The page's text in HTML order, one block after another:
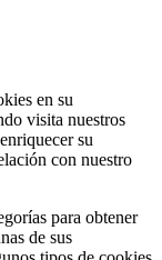
en su
visita nuestros
su
con nuestro
para obtener
de sus